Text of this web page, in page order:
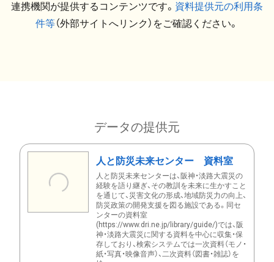
連携機関が提供するコンテンツです。 資料提供元の利用条
件等（外部サイトへリンク）をご確認ください。
データの提供元
人と防災未来センター 資料室
人と防災未来センターは、阪神・淡路大震災の
経験を語り継ぎ、その教訓を未来に生かすこと
を通じて、災害文化の形成、地域防災力の向上、
防災政策の開発支援を図る施設である。同セ
ンターの資料室
(https://www.dri.ne.jp/library/guide/)では、阪
神・淡路大震災に関する資料を中心に収集・保
存しており、検索システムでは一次資料（モノ・
紙・写真・映像音声）、二次資料（図書・雑誌）を